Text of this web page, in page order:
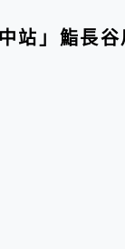
站」鮨長